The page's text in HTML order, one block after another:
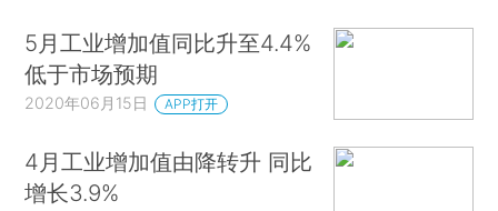
5月工业增加值同比升至4.4%
低于市场预期
2020年06月15日 APP打开
4月工业增加值由降转升 同比
增长3.9%